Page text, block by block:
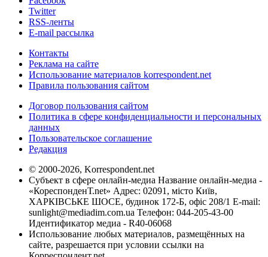
Twitter
RSS-ленты
E-mail рассылка
Контакты
Реклама на сайте
Использование материалов korrespondent.net
Правила пользования сайтом
Договор пользования сайтом
Политика в сфере конфиденциальности и персональных
данных
Пользовательское соглашение
Редакция
© 2000-2026, Korrespondent.net
Субъект в сфере онлайн-медиа Название онлайн-медиа -
«КореспонденТ.net» Адрес: 02091, місто Київ,
ХАРКІВСЬКЕ ШОСЕ, будинок 172-Б, офіс 208/1 E-mail:
sunlight@mediadim.com.ua Телефон: 044-205-43-00
Идентификатор медиа - R40-06068
Использование любых материалов, размещённых на
сайте, разрешается при условии ссылки на